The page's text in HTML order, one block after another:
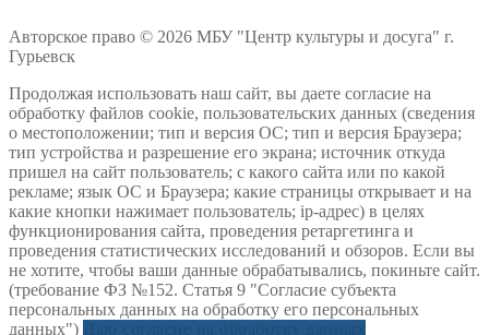
Авторское право © 2026 МБУ "Центр культуры и досуга" г.
Гурьевск
Продолжая использовать наш сайт, вы даете согласие на
обработку файлов cookie, пользовательских данных (сведения
о местоположении; тип и версия ОС; тип и версия Браузера;
тип устройства и разрешение его экрана; источник откуда
пришел на сайт пользователь; с какого сайта или по какой
рекламе; язык ОС и Браузера; какие страницы открывает и на
какие кнопки нажимает пользователь; ip-адрес) в целях
функционирования сайта, проведения ретаргетинга и
проведения статистических исследований и обзоров. Если вы
не хотите, чтобы ваши данные обрабатывались, покиньте сайт.
(требование ФЗ №152. Статья 9 "Согласие субъекта
персональных данных на обработку его персональных
данных")